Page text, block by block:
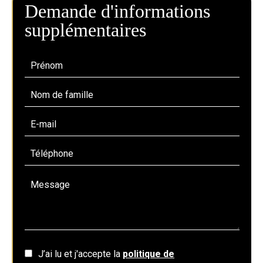
Demande d'informations
supplémentaires
J’ai lu et j'accepte la politique de